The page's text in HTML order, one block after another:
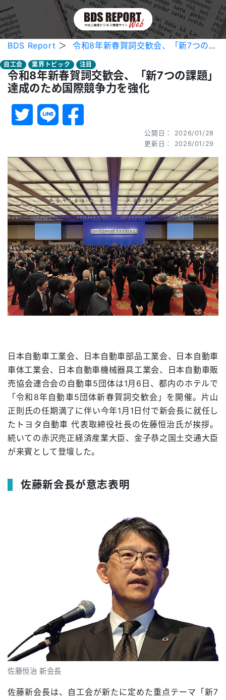
BDS Report ＞ 令和8年新春賀詞交歓会、「新7つの課題」達成のため国際競争力を強化
自工会 業界トピック 注目
令和8年新春賀詞交歓会、「新7つの課題」
達成のため国際競争力を強化
公開日： 2026/01/28
更新日： 2026/01/29
日本自動車工業会、日本自動車部品工業会、日本自動車
車体工業会、日本自動車機械器具工業会、日本自動車販
売協会連合会の自動車5団体は1月6日、都内のホテルで
「令和8年自動車5団体新春賀詞交歓会」を開催。片山
正則氏の任期満了に伴い今年1月1日付で新会長に就任し
たトヨタ自動車 代表取締役社長の佐藤恒治氏が挨拶。
続いての赤沢亮正経済産業大臣、金子恭之国土交通大臣
が来賓として登壇した。
佐藤新会長が意志表明
佐藤恒治 新会長
佐藤新会長は、自工会が新たに定めた重点テーマ「新7